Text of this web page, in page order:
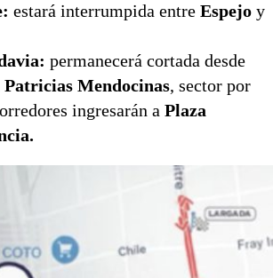
estará interrumpida entre Espejo y
permanecerá cortada desde
Patricias Mendocinas, sector por
ingresarán a Plaza